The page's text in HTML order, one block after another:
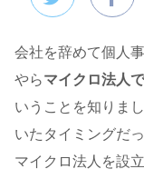
会社を辞めて個人
やらマイクロ法人
いうことを知りま
いたタイミングだ
マイクロ法人を設